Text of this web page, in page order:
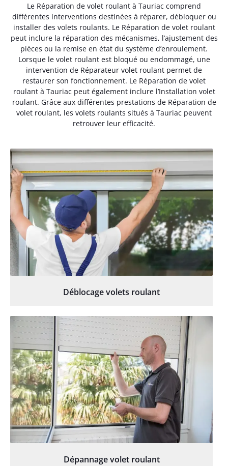
Le Réparation de volet roulant à Tauriac comprend
différentes interventions destinées à réparer, débloquer ou
installer des volets roulants. Le Réparation de volet roulant
peut inclure la réparation des mécanismes, l’ajustement des
pièces ou la remise en état du système d’enroulement.
Lorsque le volet roulant est bloqué ou endommagé, une
intervention de Réparateur volet roulant permet de
restaurer son fonctionnement. Le Réparation de volet
roulant à Tauriac peut également inclure l’Installation volet
roulant. Grâce aux différentes prestations de Réparation de
volet roulant, les volets roulants situés à Tauriac peuvent
retrouver leur efficacité.
Déblocage volets roulant
Dépannage volet roulant